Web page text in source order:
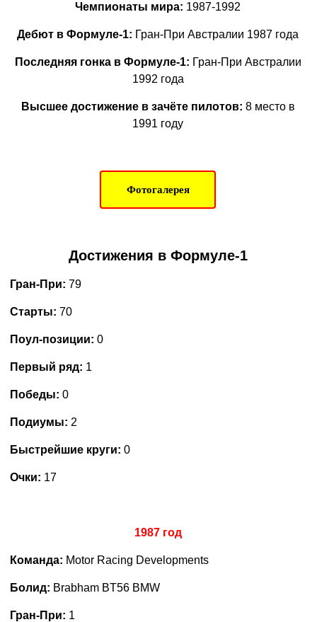
Чемпионаты мира: 1987-1992
Дебют в Формуле-1: Гран-При Австралии 1987 года
Последняя гонка в Формуле-1: Гран-При Австралии
1992 года
Высшее достижение в зачёте пилотов: 8 место в
1991 году
Фотогалерея
Достижения в Формуле-1
Гран-При: 79
Старты: 70
Поул-позиции: 0
Первый ряд: 1
Победы: 0
Подиумы: 2
Быстрейшие круги: 0
Очки: 17
1987 год
Команда: Motor Racing Developments
Болид: Brabham BT56 BMW
Гран-При: 1